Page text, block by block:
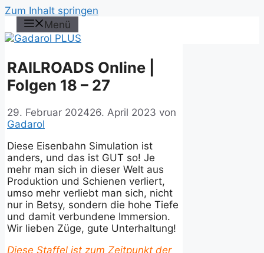
Zum Inhalt springen
Menü
RAILROADS Online |
Folgen 18 – 27
29. Februar 202426. April 2023 von
Gadarol
Diese Eisenbahn Simulation ist
anders, und das ist GUT so! Je
mehr man sich in dieser Welt aus
Produktion und Schienen verliert,
umso mehr verliebt man sich, nicht
nur in Betsy, sondern die hohe Tiefe
und damit verbundene Immersion.
Wir lieben Züge, gute Unterhaltung!
Diese Staffel ist zum Zeitpunkt der